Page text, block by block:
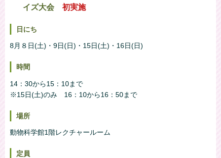
イズ大会 初実施
日にち
8月８日(土)・9日(日)・15日(土)・16日(日)
時間
14：30から15：10まで
※15日(土)のみ 16：10から16：50まで
場所
動物科学館1階レクチャールーム
定員